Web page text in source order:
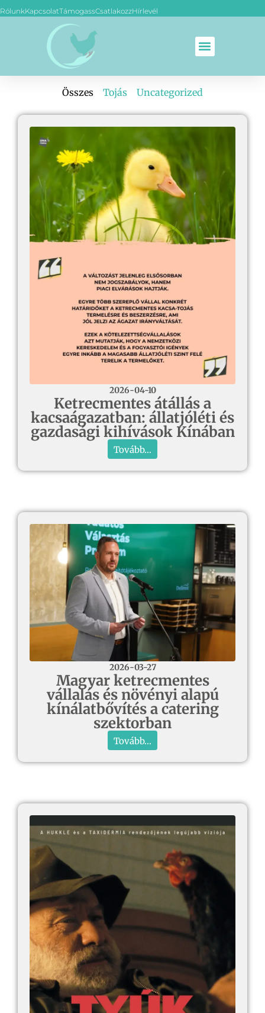
RólunkKapcsolatTámogassCsatlakozzHírlevél
Tojás Uncategorized
Összes
2026-04-10
Ketrecmentes átállás a
kacsaágazatban: állatjóléti és
gazdasági kihívások Kínában
Tovább...
2026-03-27
Magyar ketrecmentes
vállalás és növényi alapú
kínálatbővítés a catering
szektorban
Tovább...